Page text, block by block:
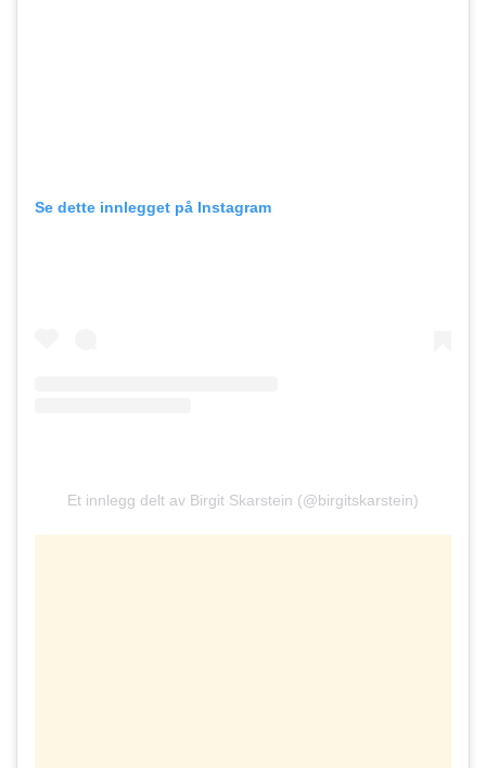
Se dette innlegget på Instagram
Et innlegg delt av Birgit Skarstein (@birgitskarstein)